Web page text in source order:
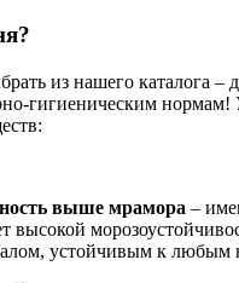
из нашего каталога –
гигиеническим
выше мрамора –
высокой
устойчивым к любым